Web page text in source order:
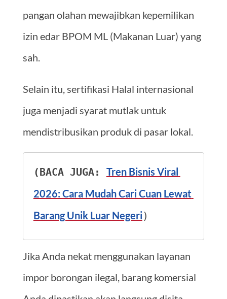
pangan olahan mewajibkan kepemilikan
izin edar BPOM ML (Makanan Luar) yang
sah.
Selain itu, sertifikasi Halal internasional
juga menjadi syarat mutlak untuk
mendistribusikan produk di pasar lokal.
(BACA JUGA: Tren Bisnis Viral
2026: Cara Mudah Cari Cuan Lewat
Barang Unik Luar Negeri)
Jika Anda nekat menggunakan layanan
impor borongan ilegal, barang komersial